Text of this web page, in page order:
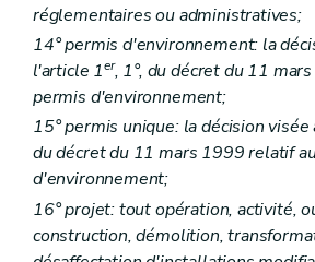
Art. D 170
Titre VIII
Coordination de la politique criminelle
Art. D 171
Section PARTIE
Partie première Principes du droit de
Titre premier
Principes
Titre II Définitions
Art. R1
Art. R 2
Partie II
Instance consultative
Art. R 3
Art. R 4
réglementaires ou administratives;
14° permis d'environnement: la
l'article 1er, 1°, du décret du 11
permis d'environnement;
15° permis unique: la décision visée
du décret du 11 mars 1999 relatif
d'environnement;
16° projet: tout opération, activité,
construction, démolition,